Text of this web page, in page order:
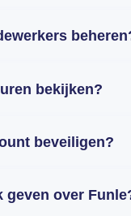
bekijken?
beveiligen?
geven over